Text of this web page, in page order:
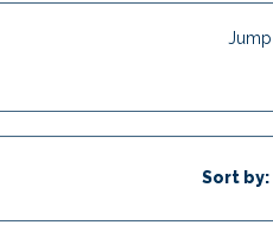
Sort by: